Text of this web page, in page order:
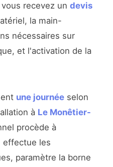
recevez un devis
la main-
nécessaires sur
et l'activation de la
une journée selon
à Le Monêtier-
procède à
effectue les
paramètre la borne